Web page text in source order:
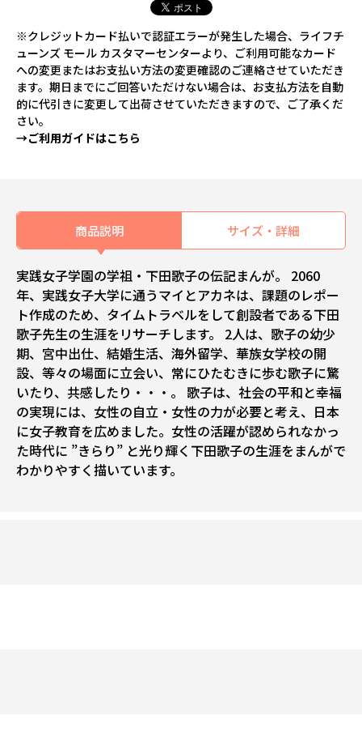
※クレジットカード払いで認証エラーが発生した場合、ライフチ
ューンズ モール カスタマーセンターより、ご利用可能なカード
への変更またはお支払い方法の変更確認のご連絡させていただき
ます。期日までにご回答いただけない場合は、お支払方法を自動
的に代引きに変更して出荷させていただきますので、ご了承くだ
さい。
→ご利用ガイドはこちら
商品説明 サイズ・詳細
実践女子学園の学祖・下田歌子の伝記まんが。 2060
年、実践女子大学に通うマイとアカネは、課題のレポー
ト作成のため、タイムトラベルをして創設者である下田
歌子先生の生涯をリサーチします。 2人は、歌子の幼少
期、宮中出仕、結婚生活、海外留学、華族女学校の開
設、等々の場面に立会い、常にひたむきに歩む歌子に驚
いたり、共感したり・・・。 歌子は、社会の平和と幸福
の実現には、女性の自立・女性の力が必要と考え、日本
に女子教育を広めました。女性の活躍が認められなかっ
た時代に ”きらり” と光り輝く下田歌子の生涯をまんがで
わかりやすく描いています。